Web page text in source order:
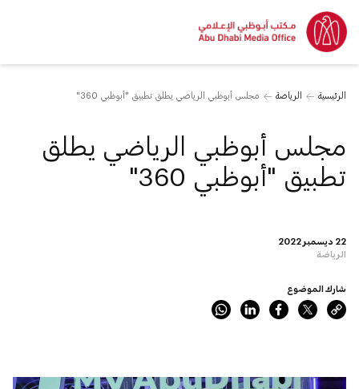
الرئيسية الرياضة مجلس أبوظبي الرياضي يطلق تطبيق "أبوظبي 360"
22 ديسمبر 2022
الرياضة
مجلس أبوظبي الرياضي يطلق
تطبيق "أبوظبي 360"
شارك الموضوع